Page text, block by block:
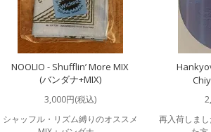
NOOLIO - Shufflin’ More MIX
(バンダナ+MIX)
3,000円(税込)
シャッフル・リズム縛りのオススメ
再入荷しま